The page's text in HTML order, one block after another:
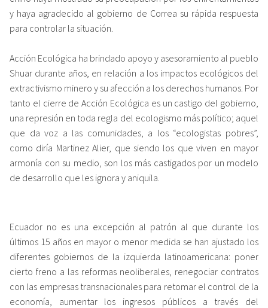
y haya agradecido al gobierno de Correa su rápida respuesta
para controlar la situación.
Acción Ecológica ha brindado apoyo y asesoramiento al pueblo
Shuar durante años, en relación a los impactos ecológicos del
extractivismo minero y su afección a los derechos humanos. Por
tanto el cierre de Acción Ecológica es un castigo del gobierno,
una represión en toda regla del ecologismo más político; aquel
que da voz a las comunidades, a los “ecologistas pobres”,
como diría Martinez Alier, que siendo los que viven en mayor
armonía con su medio, son los más castigados por un modelo
de desarrollo que les ignora y aniquila.
Ecuador no es una excepción al patrón al que durante los
últimos 15 años en mayor o menor medida se han ajustado los
diferentes gobiernos de la izquierda latinoamericana: poner
cierto freno a las reformas neoliberales, renegociar contratos
con las empresas transnacionales para retomar el control de la
economía, aumentar los ingresos públicos a través del